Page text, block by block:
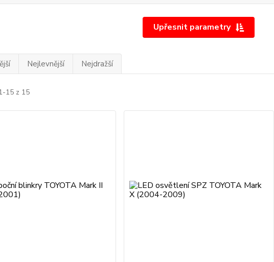
Upřesnit parametry
Nejlevnější Nejdražší
15 z 15